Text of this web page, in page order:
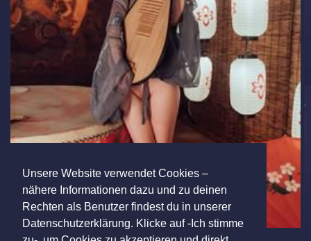
Unsere Website verwendet Cookies –
nähere Informationen dazu und zu deinen
Rechten als Benutzer findest du in unserer
Datenschutzerklärung. Klicke auf -Ich stimme